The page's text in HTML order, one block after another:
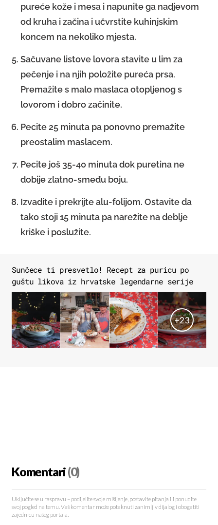
pureće kože i mesa i napunite ga nadjevom
od kruha i začina i učvrstite kuhinjskim
koncem na nekoliko mjesta.
Sačuvane listove lovora stavite u lim za
pečenje i na njih položite pureća prsa.
Premažite s malo maslaca otopljenog s
lovorom i dobro začinite.
Pecite 25 minuta pa ponovno premažite
preostalim maslacem.
Pecite još 35-40 minuta dok puretina ne
dobije zlatno-smeđu boju.
Izvadite i prekrijte alu-folijom. Ostavite da
tako stoji 15 minuta pa narežite na deblje
kriške i poslužite.
Sunčece ti presvetlo! Recept za puricu po
guštu likova iz hrvatske legendarne serije
+23
Komentari(0)
Uključite se u raspravu – podijelite svoje mišljenje, postavite pitanja ili ponudite
svoj pogled na temu. Vaš komentar može potaknuti zanimljiv dijalog i obogatiti
zajednicu našeg portala.